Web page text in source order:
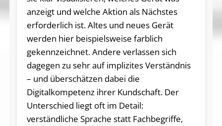
anzeigt und welche Aktion als Nächstes
erforderlich ist. Altes und neues Gerät
werden hier beispielsweise farblich
gekennzeichnet. Andere verlassen sich
dagegen zu sehr auf implizites Verständnis
– und überschätzen dabei die
Digitalkompetenz ihrer Kundschaft. Der
Unterschied liegt oft im Detail:
verständliche Sprache statt Fachbegriffe,